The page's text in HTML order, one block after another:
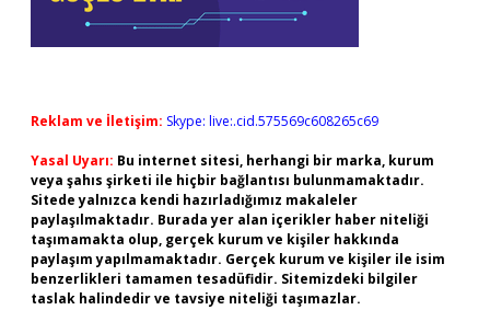
Reklam ve İletişim: Skype: live:.cid.575569c608265c69
Yasal Uyarı: Bu internet sitesi, herhangi bir marka, kurum
veya şahıs şirketi ile hiçbir bağlantısı bulunmamaktadır.
Sitede yalnızca kendi hazırladığımız makaleler
paylaşılmaktadır. Burada yer alan içerikler haber niteliği
taşımamakta olup, gerçek kurum ve kişiler hakkında
paylaşım yapılmamaktadır. Gerçek kurum ve kişiler ile isim
benzerlikleri tamamen tesadüfidir. Sitemizdeki bilgiler
taslak halindedir ve tavsiye niteliği taşımazlar.